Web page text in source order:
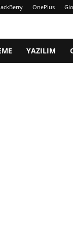
OnePlus
YAZILIM